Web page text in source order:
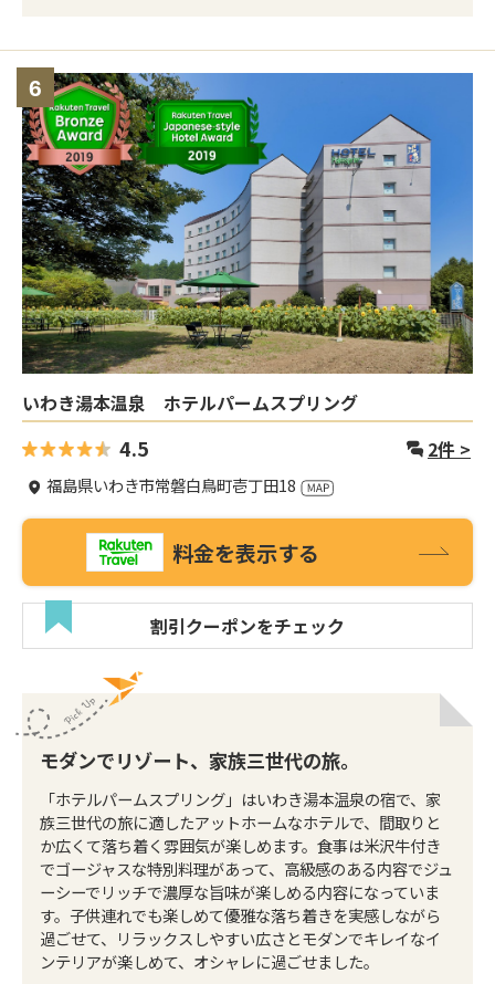
6
いわき湯本温泉 ホテルパームスプリング
4.5 2件 >
福島県いわき市常磐白鳥町壱丁田18
料金を表示する
割引クーポンをチェック
モダンでリゾート、家族三世代の旅。
「ホテルパームスプリング」はいわき湯本温泉の宿で、家
族三世代の旅に適したアットホームなホテルで、間取りと
か広くて落ち着く雰囲気が楽しめます。食事は米沢牛付き
でゴージャスな特別料理があって、高級感のある内容でジュ
ーシーでリッチで濃厚な旨味が楽しめる内容になっていま
す。子供連れでも楽しめて優雅な落ち着きを実感しながら
過ごせて、リラックスしやすい広さとモダンでキレイなイ
ンテリアが楽しめて、オシャレに過ごせました。